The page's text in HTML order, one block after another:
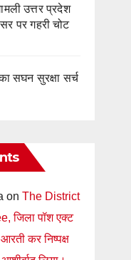
उत्तर प्रदेश
पर गहरी चोट
सघन सुरक्षा सर्च
on The District
जिला पॉश एक्ट
कर निष्पक्ष